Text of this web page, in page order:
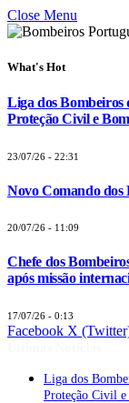
Close Menu
What's Hot
Liga dos Bombeiros
Proteção Civil e
23/07/26 - 22:31
Novo Comando dos
20/07/26 - 11:09
Chefe dos
após missão
17/07/26 - 0:13
Facebook X
Liga dos
Proteção Civil